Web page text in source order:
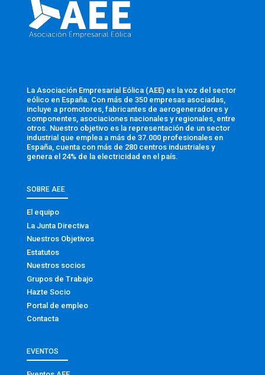
La Asociación Empresarial Eólica (AEE) es la voz del sector
eólico en España. Con más de 350 empresas asociadas,
incluye a promotores, fabricantes de aerogeneradores y
componentes, asociaciones nacionales y regionales, entre
otros. Nuestro objetivo es la representación de un sector
industrial que emplea a más de 37.000 profesionales en
España, cuenta con más de 280 centros industriales y
genera el 24% de la electricidad en el país.
SOBRE AEE
El equipo
La Junta Directiva
Nuestros Objetivos
Estatutos
Nuestros socios
Grupos de Trabajo
Hazte Socio
Portal de empleo
Contacta
EVENTOS